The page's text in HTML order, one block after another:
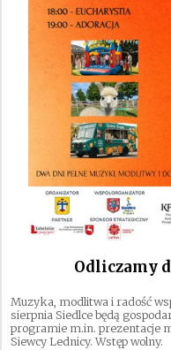
Odliczamy
Muzyka, modlitwa i radość
sierpnia Siedlce będą
programie m.in. prezentacje
Siewcy Lednicy. Wstęp wolny.